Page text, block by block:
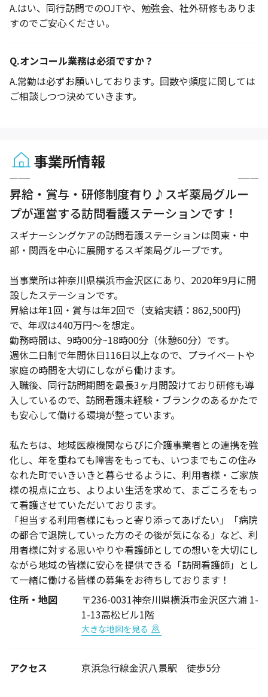
A.はい、同行訪問でのOJTや、勉強会、社外研修もありま
すのでご安心ください。
Q.オンコール業務は必須ですか？
A.常勤は必ずお願いしております。回数や頻度に関しては
ご相談しつつ決めていきます。
事業所情報
昇給・賞与・研修制度有り♪スギ薬局グルー
プが運営する訪問看護ステーションです！
スギナーシングケアの訪問看護ステーションは関東・中
部・関西を中心に展開するスギ薬局グループです。
当事業所は神奈川県横浜市金沢区にあり、2020年9月に開
設したステーションです。
昇給は年1回・賞与は年2回で（支給実績：862,500円)
で、年収は440万円〜を想定。
勤務時間は、9時00分~18時00分（休憩60分）です。
週休二日制で年間休日116日以上なので、プライベートや
家庭の時間を大切にしながら働けます。
入職後、同行訪問期間を最長3ヶ月間設けており研修も導
入しているので、訪問看護未経験・ブランクのあるかたで
も安心して働ける環境が整っています。
私たちは、地域医療機関ならびに介護事業者との連携を強
化し、年を重ねても障害をもっても、いつまでもこの住み
なれた町でいきいきと暮らせるように、利用者様・ご家族
様の視点に立ち、よりよい生活を求めて、まごころをもっ
て看護させていただいております。
「担当する利用者様にもっと寄り添ってあげたい」「病院
の都合で退院していった方のその後が気になる」など、利
用者様に対する思いやりや看護師としての想いを大切にし
ながら地域の皆様に安心を提供できる「訪問看護師」とし
て一緒に働ける皆様の募集をお待ちしております！
住所・地図
〒236-0031神奈川県横浜市金沢区六浦 1-
1-13高松ビル1階
大きな地図を見る
アクセス 京浜急行線金沢八景駅 徒歩5分